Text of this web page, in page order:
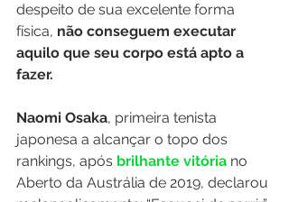
despeito de sua excelente forma
física, não conseguem executar
aquilo que seu corpo está apto a
fazer.
Naomi Osaka, primeira tenista
japonesa a alcançar o topo dos
rankings, após brilhante vitória no
Aberto da Austrália de 2019, declarou